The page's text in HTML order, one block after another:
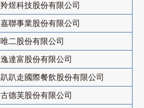
羚煜科技股份有限公司
嘉聯事業股份有限公司
唯二股份有限公司
逸達富股份有限公司
趴趴走國際餐飲股份有限公司
古德芙股份有限公司